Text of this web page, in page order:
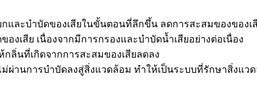
และบำบัดของเสียในขั้นตอนที่ลึกขึ้น ลดการสะสมของของ
งเสีย เนื่องจากมีการกรองและบำบัดน้ำเสียอย่างต่อเนื่อง
ลิ่นที่เกิดจากการสะสมของเสียลดลง
ผ่านการบำบัดลงสู่สิ่งแวดล้อม ทำให้เป็นระบบที่รักษาสิ่งแว